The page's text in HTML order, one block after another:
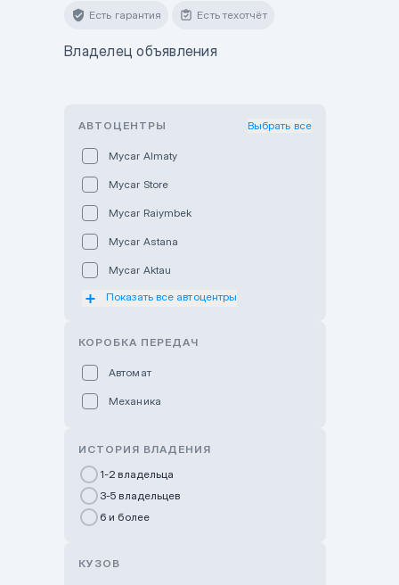
Есть гарантия Есть техотчёт
Владелец объявления
АВТОЦЕНТРЫ Выбрать все
Mycar Almaty
Mycar Store
Mycar Raiymbek
Mycar Astana
Mycar Aktau
Mycar Uralsk
GWM Nurly Zhol
Chery Astana
Показать все автоцентры
КОРОБКА ПЕРЕДАЧ
Автомат
Механика
ИСТОРИЯ ВЛАДЕНИЯ
1-2 владельца
3-5 владельцев
6 и более
КУЗОВ